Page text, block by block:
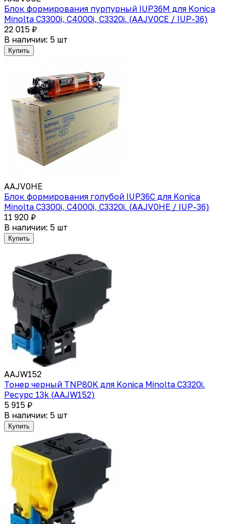
Блок формирования пурпурный IUP36M для Konica
Minolta C3300i, C4000i, C3320i. (AAJV0CE / IUP-36)
22 015 ₽
В наличии: 5 шт
Купить
AAJV0HE
Блок формирования голубой IUP36C для Konica
Minolta C3300i, C4000i, C3320i. (AAJV0HE / IUP-36)
11 920 ₽
В наличии: 5 шт
Купить
AAJW152
Тонер черный TNP80K для Konica Minolta C3320i.
Ресурс 13k (AAJW152)
5 915 ₽
В наличии: 5 шт
Купить